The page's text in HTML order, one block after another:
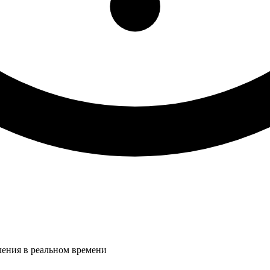
в реальном времени